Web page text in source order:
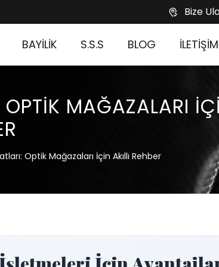
Bize
BAYİLİK S.S.S BLOG İLETİŞİM
MAĞAZALARI
Optik Mağazaları İçin Akıllı Rehber